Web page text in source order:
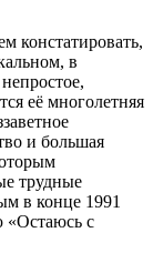
констатировать,
в
её многолетняя
и большая
трудные
в конце 1991
«Остаюсь с